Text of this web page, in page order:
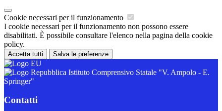
Cookie necessari per il funzionamento
I cookie necessari per il funzionamento non possono essere
disabilitati. È possibile consultare l'elenco nella pagina della cookie
policy.
Accetta tutti Salva le preferenze
Istituto Comprensivo Statale "V. Ampolo - E.
Springer"
Contatti